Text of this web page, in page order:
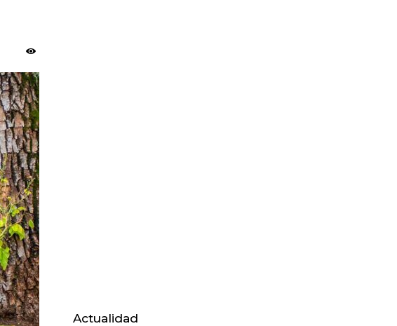
Actualidad